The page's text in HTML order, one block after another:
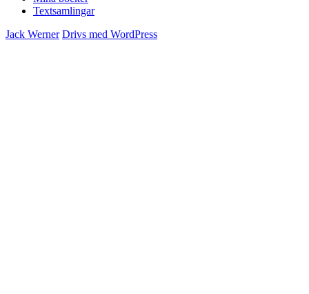
Textsamlingar
Jack Werner Drivs med WordPress